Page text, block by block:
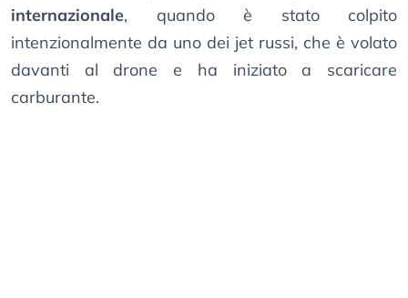
internazionale, quando è stato colpito
intenzionalmente da uno dei jet russi, che è volato
davanti al drone e ha iniziato a scaricare
carburante.